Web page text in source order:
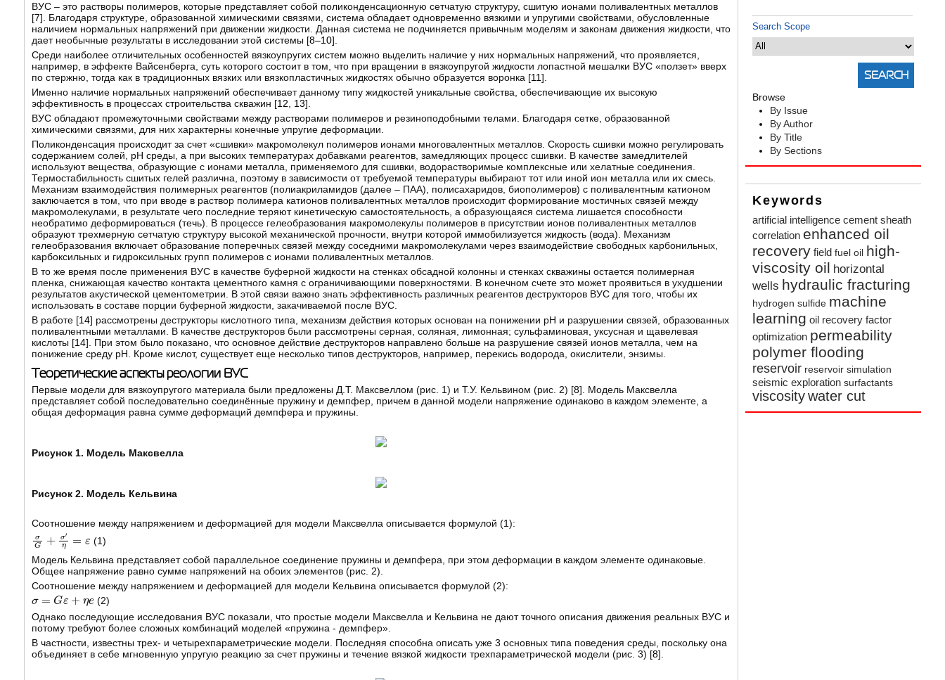
Search Scope
Browse
By Issue
By Author
By Title
By Sections
Keywords
artificial intelligence cement sheath
correlation enhanced oil
recovery field fuel oil high-
viscosity oil horizontal
wells hydraulic fracturing
hydrogen sulfide machine
learning oil recovery factor
optimization permeability
polymer flooding
reservoir reservoir simulation
seismic exploration surfactants
viscositywater cut
ВУС – это растворы полимеров, которые представляет собой поликонденсационную сетчатую структуру, сшитую ионами поливалентных металлов
[7]. Благодаря структуре, образованной химическими связями, система обладает одновременно вязкими и упругими свойствами, обусловленные
наличием нормальных напряжений при движении жидкости. Данная система не подчиняется привычным моделям и законам движения жидкости, что
дает необычные результаты в исследовании этой системы [8–10].
Среди наиболее отличительных особенностей вязкоупругих систем можно выделить наличие у них нормальных напряжений, что проявляется,
например, в эффекте Вайсенберга, суть которого состоит в том, что при вращении в вязкоупругой жидкости лопастной мешалки ВУС «ползет» вверх
по стержню, тогда как в традиционных вязких или вязкопластичных жидкостях обычно образуется воронка [11].
Именно наличие нормальных напряжений обеспечивает данному типу жидкостей уникальные свойства, обеспечивающие их высокую
эффективность в процессах строительства скважин [12 13].
ВУС обладают промежуточными свойствами между растворами полимеров и резиноподобными телами. Благодаря сетке, образованной
химическими связями, для них характерны конечные упругие деформации.
Поликонденсация происходит за счет «сшивки» макромолекул полимеров ионами многовалентных металлов. Скорость сшивки можно регулировать
содержанием солей, pH среды, а при высоких температурах добавками реагентов, замедляющих процесс сшивки. В качестве замедлителей
используют вещества, образующие с ионами металла, применяемого для сшивки, водорастворимые комплексные или хелатные соединения.
Термостабильность сшитых гелей различна, поэтому в зависимости от требуемой температуры выбирают тот или иной ион металла или их смесь.
Механизм взаимодействия полимерных реагентов (полиакриламидов (далее – ПАА), полисахаридов, биополимеров) с поливалентным катионом
заключается в том, что при вводе в раствор полимера катионов поливалентных металлов происходит формирование мостичных связей между
макромолекулами, в результате чего последние теряют кинетическую самостоятельность, а образующаяся система лишается способности
необратимо деформироваться (течь). В процессе гелеобразования макромолекулы полимеров в присутствии ионов поливалентных металлов
образуют трехмерную сетчатую структуру высокой механической прочности, внутри которой иммобилизуется жидкость (вода). Механизм
гелеобразования включает образование поперечных связей между соседними макромолекулами через взаимодействие свободных карбонильных,
карбоксильных и гидроксильных групп полимеров с ионами поливалентных металлов.
В то же время после применения ВУС в качестве буферной жидкости на стенках обсадной колонны и стенках скважины остается полимерная
пленка, снижающая качество контакта цементного камня с ограничивающими поверхностями. В конечном счете это может проявиться в ухудшении
результатов акустической цементометрии. В этой связи важно знать эффективность различных реагентов деструкторов ВУС для того, чтобы их
использовать в составе порции буферной жидкости, закачиваемой после ВУС.
В работе [14] рассмотрены деструкторы кислотного типа, механизм действия которых основан на понижении рН и разрушении связей, образованных
поливалентными металлами. В качестве деструкторов были рассмотрены серная, соляная, лимонная; сульфаминовая, уксусная и щавелевая
кислоты [14]. При этом было показано, что основное действие деструкторов направлено больше на разрушение связей ионов металла, чем на
понижение среду рН. Кроме кислот, существует еще несколько типов деструкторов, например, перекись водорода, окислители, энзимы.
Теоретические аспекты реологии ВУС
Первые модели для вязкоупругого материала были предложены Д.Т. Максвеллом (рис. 1) и Т.У. Кельвином (рис. 2) [8]. Модель Максвелла
представляет собой последовательно соединённые пружину и демпфер, причем в данной модели напряжение одинаково в каждом элементе, а
общая деформация равна сумме деформаций демпфера и пружины.
Рисунок 1. Модель Максвелла
Рисунок 2. Модель Кельвина
Соотношение между напряжением и деформацией для модели Максвелла описывается формулой (1):
σG σ'η
(1)
Модель Кельвина представляет собой параллельное соединение пружины и демпфера, при этом деформации в каждом элементе одинаковые.
Общее напряжение равно сумме напряжений на обоих элементов (рис. 2).
Соотношение между напряжением и деформацией для модели Кельвина описывается формулой (2):
σ=Gε+ηe
(2)
Однако последующие исследования ВУС показали, что простые модели Максвелла и Кельвина не дают точного описания движения реальных ВУС и
потому требуют более сложных комбинаций моделей «пружина - демпфер».
В частности, известны трех- и четырехпараметрические модели. Последняя способна описать уже 3 основных типа поведения среды, поскольку она
объединяет в себе мгновенную упругую реакцию за счет пружины и течение вязкой жидкости трехпараметрической модели (рис. 3) [8].